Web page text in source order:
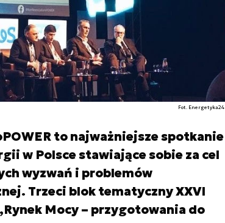
Fot. Energetyka24
to najważniejsze spotkanie
w Polsce stawiające sobie za cel
wyzwań i problemów
Trzeci blok tematyczny XXVI
Mocy – przygotowania do